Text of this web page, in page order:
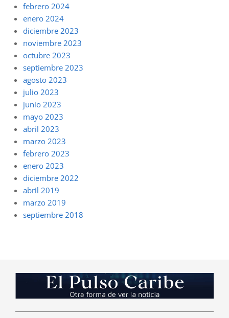
febrero 2024
enero 2024
diciembre 2023
noviembre 2023
octubre 2023
septiembre 2023
agosto 2023
julio 2023
junio 2023
mayo 2023
abril 2023
marzo 2023
febrero 2023
enero 2023
diciembre 2022
abril 2019
marzo 2019
septiembre 2018